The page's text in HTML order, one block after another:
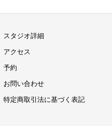
スタジオ詳細
アクセス
予約
お問い合わせ
特定商取引法に基づく表記